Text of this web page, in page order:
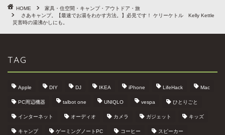
HOME
家具・住空間・キャンプ・アウトドア・旅
さあキャンプ。【最速でお湯をわかす方法。】必見です！ ケリーケトル Kelly Kettle
災害時の湯沸かしにも。
TAG
Apple DIY DJ IKEA iPhone LifeHack Mac
PC周辺機器 talbot one UNIQLO vespa ひとりごと
インターネット オーディオ カメラ ガジェット キッズ
キャンプ ゲーミングノートPC コーヒー スピーカー